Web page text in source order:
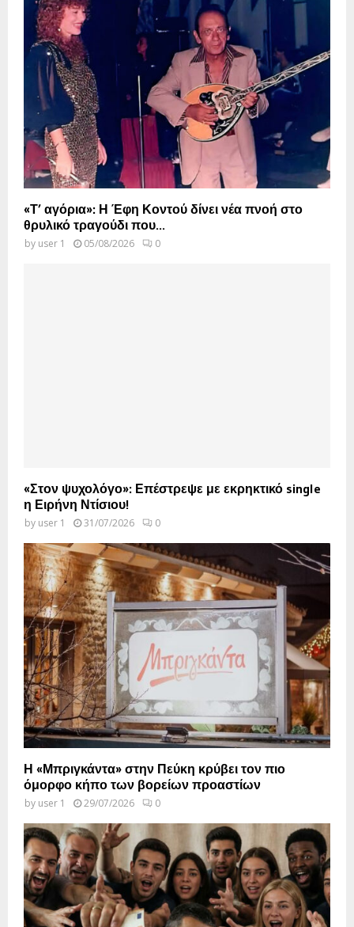
«Τ’ αγόρια»: Η Έφη Κοντού δίνει νέα πνοή στο
θρυλικό τραγούδι που...
by user 1 05/08/2026 0
«Στον ψυχολόγο»: Επέστρεψε με εκρηκτικό single
η Ειρήνη Ντίσιου!
by user 1 31/07/2026 0
Η «Μπριγκάντα» στην Πεύκη κρύβει τον πιο
όμορφο κήπο των βορείων προαστίων
by user 1 29/07/2026 0